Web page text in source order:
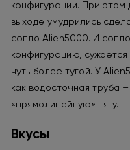
конфигурации. При этом
выходе умудрились
сопло Alien5000. И
конфигурацию,
чуть более тугой. У
как водосточная труба
«прямолинейную» тягу.
Вкусы